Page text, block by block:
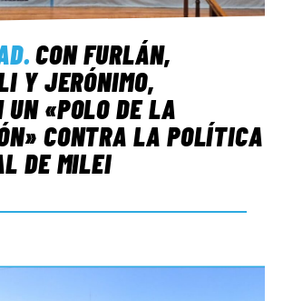
.CON FURLÁN,
Y JERÓNIMO,
UN «POLO DE LA
CONTRA LA POLÍTICA
DE MILEI